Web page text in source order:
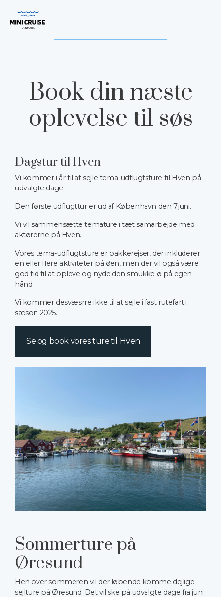
Book din næste
oplevelse til søs
Dagstur til Hven
Vi kommer i år til at sejle tema-udflugtsture til Hven på
udvalgte dage.
Den første udflugttur er ud af København den 7.juni.
Vi vil sammensætte temature i tæt samarbejde med
aktørerne på Hven.
Vores tema-udflugtsture er pakkerejser, der inkluderer
en eller flere aktiviteter på øen, men der vil også være
god tid til at opleve og nyde den smukke ø på egen
hånd.
Vi kommer desvæsrre ikke til at sejle i fast rutefart i
sæson 2025.
Se og book vores ture til Hven
Sommerture på
Øresund
Hen over sommeren vil der løbende komme dejlige
sejlture på Øresund. Det vil ske på udvalgte dage fra juni